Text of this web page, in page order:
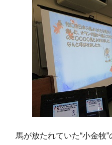
馬が放たれていた“小金牧”